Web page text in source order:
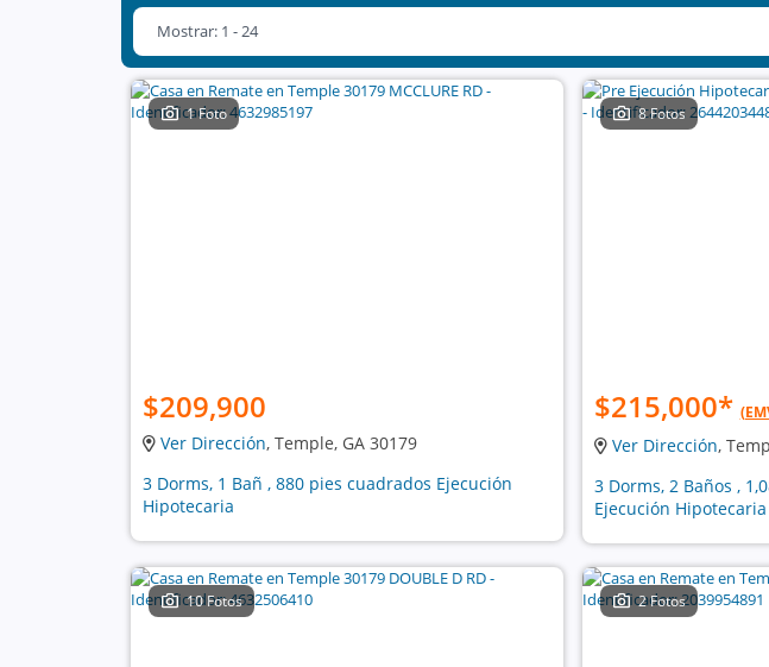
Mostrar: 1 - 24
1 Foto
$209,900
Ver Dirección, Temple, GA 30179
3 Dorms, 1 Bañ , 880 pies cuadrados Ejecución
Hipotecaria
8 Fotos
$215,000*
Ver Dirección,
3 Dorms, 2 Baños ,
Ejecución Hipotecaria
10 Fotos 2 Fotos